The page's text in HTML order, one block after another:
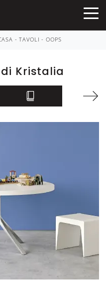
-TAVOLI -OOPS
Kristalia